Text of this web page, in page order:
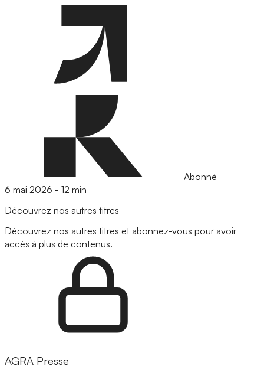
Abonné
6 mai 2026 - 12 min
Découvrez nos autres titres
Découvrez nos autres titres et abonnez-vous pour avoir
accès à plus de contenus.
AGRA Presse